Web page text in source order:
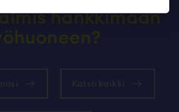
hankkimaan